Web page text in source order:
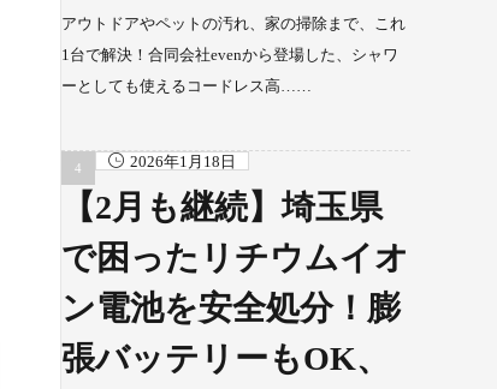
アウトドアやペットの汚れ、家の掃除まで、これ
1台で解決！合同会社evenから登場した、シャワ
ーとしても使えるコードレス高……
2026年1月18日
【2月も継続】埼玉県
で困ったリチウムイオ
ン電池を安全処分！膨
張バッテリーもOK、